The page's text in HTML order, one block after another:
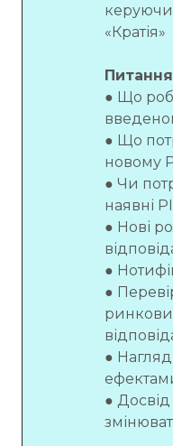
«Кратія»
● Що
● Що
новому
● Чи
наявні
● Нові
●
●
●
● Досвід